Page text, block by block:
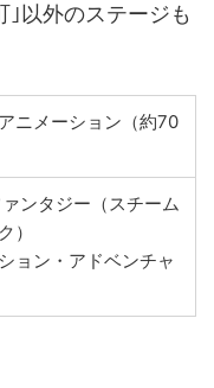
以外のステージも
ニメーション（約70
ンタジー（スチーム
）
ョン・アドベンチャ